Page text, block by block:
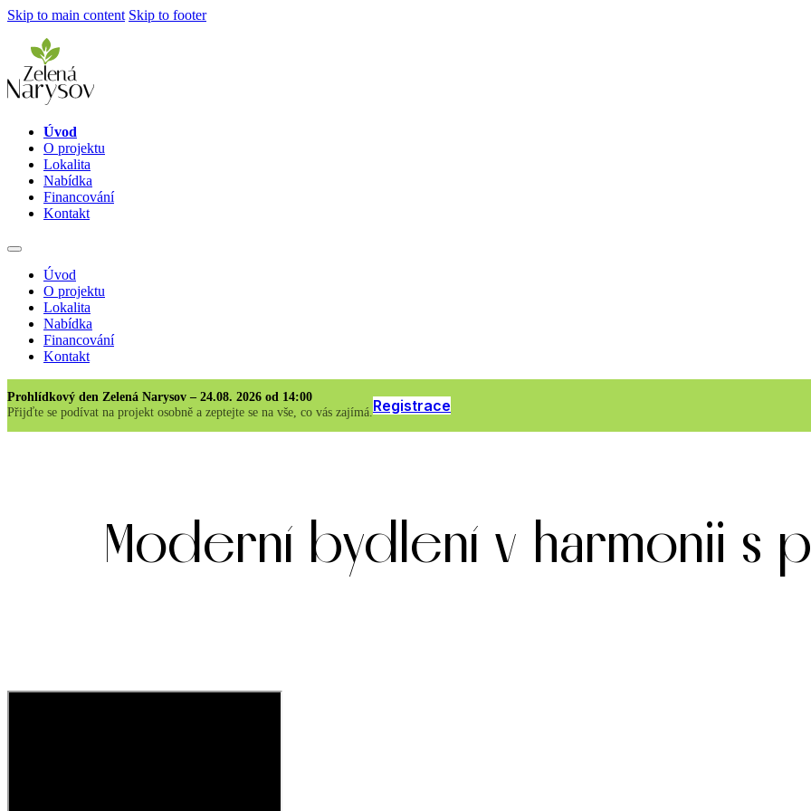
Skip to main content Skip to footer
Úvod
O projektu
Lokalita
Nabídka
Financování
Kontakt
Úvod
O projektu
Lokalita
Nabídka
Financování
Kontakt
Prohlídkový den Zelená Narysov – 24.08. 2026 od 14:00
Přijďte se podívat na projekt osobně a zeptejte se na vše, co vás zajímá.Registrace
Moderní bydlení v harmonii s